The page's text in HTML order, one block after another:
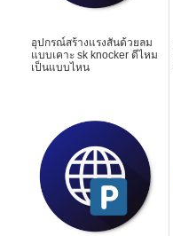
อุปกรณ์สร้างแรงสั่นด้วยลม
แบบเคาะ sk knocker ดีไหม
เป็นแบบไหน